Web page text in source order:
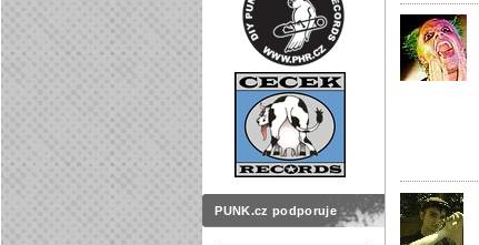
PUNK.cz podporuje